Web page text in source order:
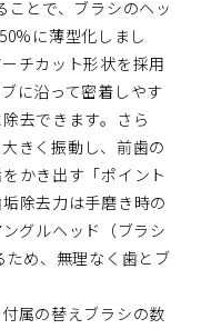
とで、ブラシのヘッ
に薄型化しまし
チカット形状を採用
に沿って密着しやす
去できます。さら
きく振動し、前歯の
かき出す「ポイント
除去力は手磨き時の
グルヘッド（ブラシ
ため、無理なく歯とブ
属の替えブラシの数